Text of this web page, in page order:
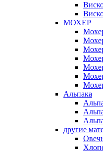
МОХЕР
Альпака
другие